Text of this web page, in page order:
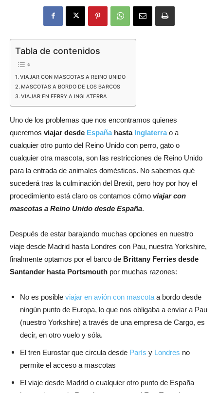
Eyes
Tabla de contenidos
VIAJAR CON MASCOTAS A REINO UNIDO
MASCOTAS A BORDO DE LOS BARCOS
VIAJAR EN FERRY A INGLATERRA
Uno de los problemas que nos encontramos quienes
queremos viajar desde Españahasta Inglaterrao a
cualquier otro punto del Reino Unido con perro, gato o
cualquier otra mascota, son las restricciones de Reino Unido
para la entrada de animales domésticos. No sabemos qué
sucederá tras la culminación del Brexit, pero hoy por hoy el
procedimiento está claro os contamos cómo viajar con
mascotas a Reino Unido desde España.
Después de estar barajando muchas opciones en nuestro
viaje desde Madrid hasta Londres con Pau, nuestra Yorkshire,
finalmente optamos por el barco de Brittany Ferries desde
Santander hasta Portsmouth por muchas razones:
No es posible viajar en avión con mascota a bordo desde
ningún punto de Europa, lo que nos obligaba a enviar a Pau
(nuestro Yorkshire) a través de una empresa de Cargo, es
decir, en otro vuelo y sóla.
El tren Eurostar que circula desde París y Londres no
permite el acceso a mascotas
El viaje desde Madrid o cualquier otro punto de España